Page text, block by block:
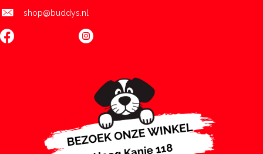
shop@buddys.nl